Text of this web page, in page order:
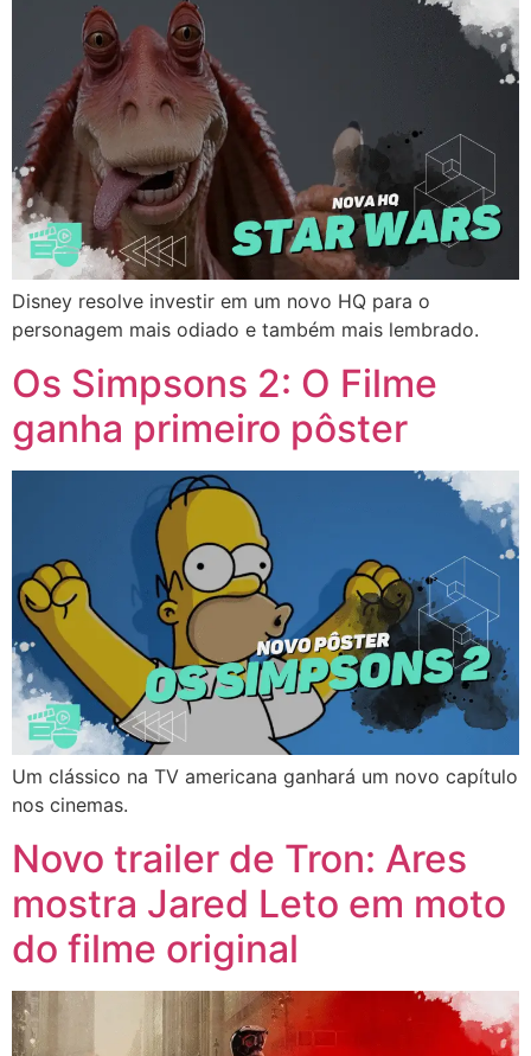
Disney resolve investir em um novo HQ para o
personagem mais odiado e também mais lembrado.
Os Simpsons 2: O Filme
ganha primeiro pôster
Um clássico na TV americana ganhará um novo capítulo
nos cinemas.
Novo trailer de Tron: Ares
mostra Jared Leto em moto
do filme original​